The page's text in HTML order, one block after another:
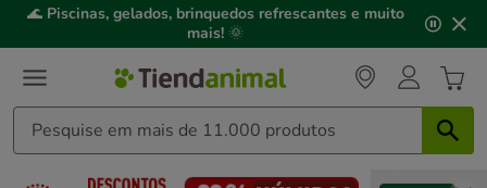
3,
mensagem,
🌊 Piscinas, gelados, brinquedos refrescantes e muito
mais! 🌞